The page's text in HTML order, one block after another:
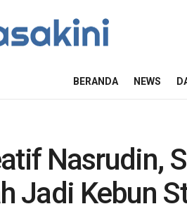
BERANDA NEWS
Nasrudin,
Jadi Kebun